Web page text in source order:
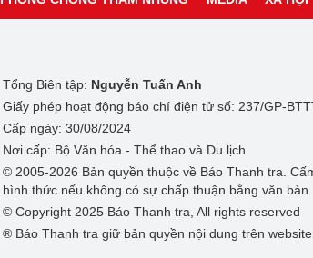
Tổng Biên tập: Nguyễn Tuấn Anh
Giấy phép hoạt động báo chí điện tử số: 237/GP-
Cấp ngày: 30/08/2024
Nơi cấp: Bộ Văn hóa - Thể thao và Du lịch
© 2005-2026 Bản quyền thuộc về Báo Thanh tra.
hình thức nếu không có sự chấp thuận bằng văn bản.
© Copyright 2025 Báo Thanh tra, All rights reserved
® Báo Thanh tra giữ bản quyền nội dung trên